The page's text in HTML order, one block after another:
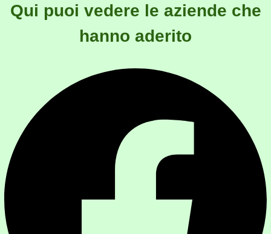
Qui puoi vedere le aziende che
hanno aderito